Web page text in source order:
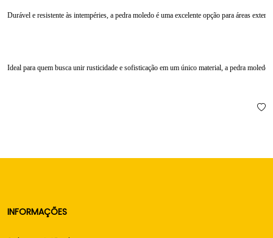
Durável e resistente às intempéries, a pedra moledo é uma excelente opção para áreas
Ideal para quem busca unir rusticidade e sofisticação em um único material, a pedra
INFORMAÇÕES